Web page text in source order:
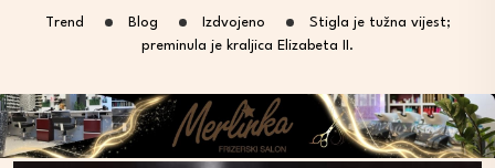
Trend Blog Izdvojeno
Stigla je tužna vijest;
preminula je kraljica Elizabeta II.